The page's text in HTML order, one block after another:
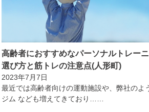
高齢者におすすめなパーソナルトレー
選び方と筋トレの注意点(人形町)
2023年7月7日
最近では高齢者向けの運動施設や、弊社のよ
ジム なども増えてきており……